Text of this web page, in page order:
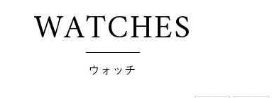
WATCHES
ウォッチ